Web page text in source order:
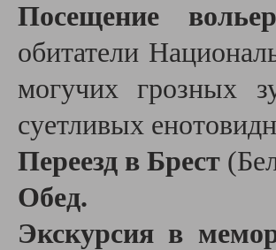
Посещение
обитатели
могучих грозных
суетливых
Переезд в Брест
Обед.
Экскурсия в